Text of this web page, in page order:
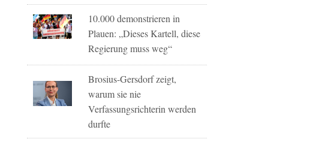
10.000 demonstrieren in
Plauen: „Dieses Kartell, diese
Regierung muss weg“
Brosius-Gersdorf zeigt,
warum sie nie
Verfassungsrichterin werden
durfte